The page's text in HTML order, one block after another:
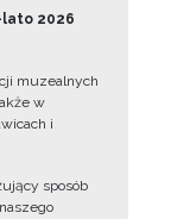
2026
muzealnych
w
i
sposób